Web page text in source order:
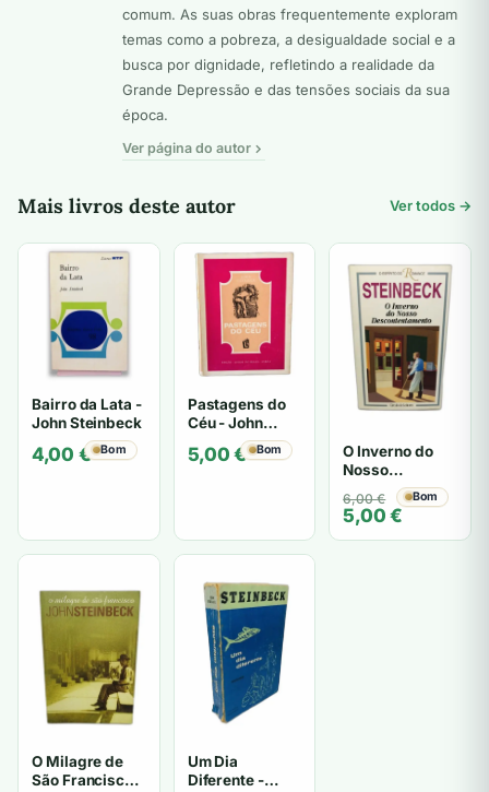
comum. As suas obras frequentemente exploram
temas como a pobreza, a desigualdade social e a
busca por dignidade, refletindo a realidade da
Grande Depressão e das tensões sociais da sua
época.
Ver página do autor
Mais livros deste autor Ver todos →
Bairro da Lata -
John Steinbeck
4,00 € Bom
Pastagens do
Céu - John
Steinbeck
5,00€ Bom
O Inverno do
Nosso
Descontentamento
- John
Steinbeck
6,00€
O
preço
original
5,00€
O
preço
atual
Bom
O Milagre de
São Francisco -
Um Dia
Diferente -